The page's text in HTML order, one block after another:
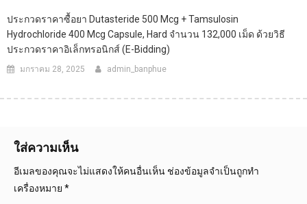
ประกวดราคาซื้อยา Dutasteride 500 Mcg + Tamsulosin
Hydrochloride 400 Mcg Capsule, Hard จำนวน 132,000 เม็ด ด้วยวิธี
ประกวดราคาอิเล็กทรอนิกส์ (e-Bidding)
มกราคม 28, 2025 admin_banphue
ใส่ความเห็น
อีเมลของคุณจะไม่แสดงให้คนอื่นเห็น ช่องข้อมูลจำเป็นถูกทำ
เครื่องหมาย *